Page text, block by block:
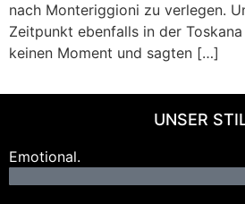
nach Monteriggioni zu verlegen.
Zeitpunkt ebenfalls in der
keinen Moment und sagten […]
UNSER
Emotional.